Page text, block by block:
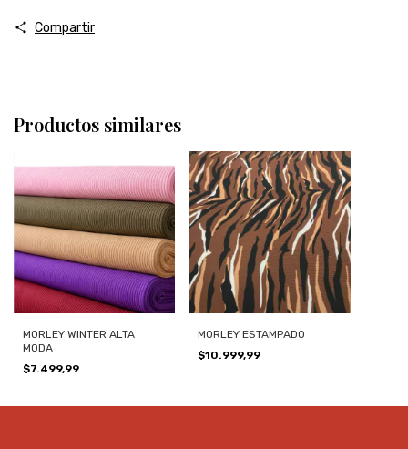
Compartir
Productos similares
MORLEY WINTER ALTA
MODA
$7.499,99
MORLEY ESTAMPADO
$10.999,99